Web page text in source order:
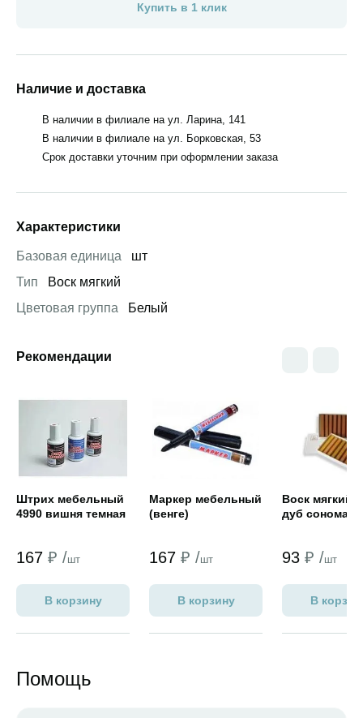
Купить в 1 клик
Наличие и доставка
В наличии в филиале на ул. Ларина, 141
В наличии в филиале на ул. Борковская, 53
Срок доставки уточним при оформлении заказа
Характеристики
Базовая единица
шт
Тип
Воск мягкий
Цветовая группа
Белый
Рекомендации
Штрих мебельный
4990 вишня темная
167 ₽ /шт
В корзину
Маркер мебельный
(венге)
167 ₽ /шт
В корзину
Воск мягкий
дуб сонома
93 ₽ /шт
В
Помощь